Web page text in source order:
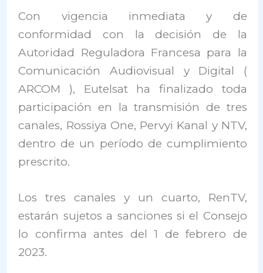
Con vigencia inmediata y de
conformidad con la decisión de la
Autoridad Reguladora Francesa para la
Comunicación Audiovisual y Digital (
ARCOM ), Eutelsat ha finalizado toda
participación en la transmisión de tres
canales, Rossiya One, Pervyi Kanal y NTV,
dentro de un período de cumplimiento
prescrito.
Los tres canales y un cuarto, RenTV,
estarán sujetos a sanciones si el Consejo
lo confirma antes del 1 de febrero de
2023.